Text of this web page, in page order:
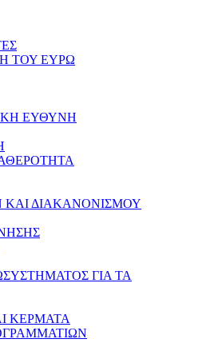
ΤΟΥ ΕΥΡΩ
ΕΥΘΥΝΗ
ΔΙΑΚΑΝΟΝΙΣΜΟΥ
ΓΙΑ ΤΑ
ΚΕΡΜΑΤΑ